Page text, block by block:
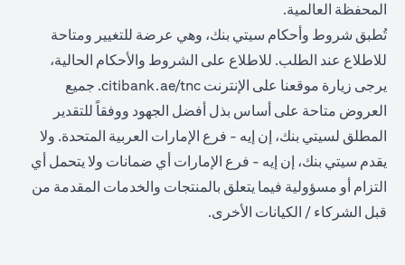
المحفظة العالمية.
تُطبق شروط وأحكام سيتي بنك، وهي عرضة للتغيير ومتاحة
للاطلاع عند الطلب. للاطلاع على الشروط والأحكام الحالية،
يرجى زيارة موقعنا على الإنترنت citibank.ae/tnc. جميع
العروض متاحة على أساس بذل أفضل الجهود ووفقاً للتقدير
المطلق لسيتي بنك، إن إيه - فرع الإمارات العربية المتحدة. ولا
يقدم سيتي بنك، إن إيه - فرع الإمارات أي ضمانات ولا يتحمل أي
التزام أو مسؤولية فيما يتعلق بالمنتجات والخدمات المقدمة من
قبل الشركاء / الكيانات الأخرى.